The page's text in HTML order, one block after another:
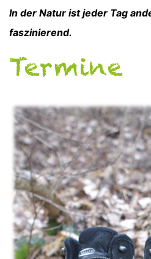
In der Natur ist jeder Tag
faszinierend.
Termine